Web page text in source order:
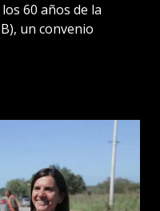
60 años de la
un convenio